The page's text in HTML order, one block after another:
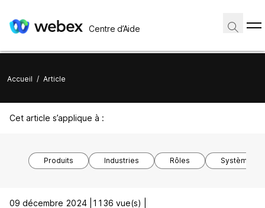
Centre d’Aide
Accueil / Article
Cet article s’applique à :
Produits Industries Rôles Système
09 décembre 2024 |
1136 vue(s) |